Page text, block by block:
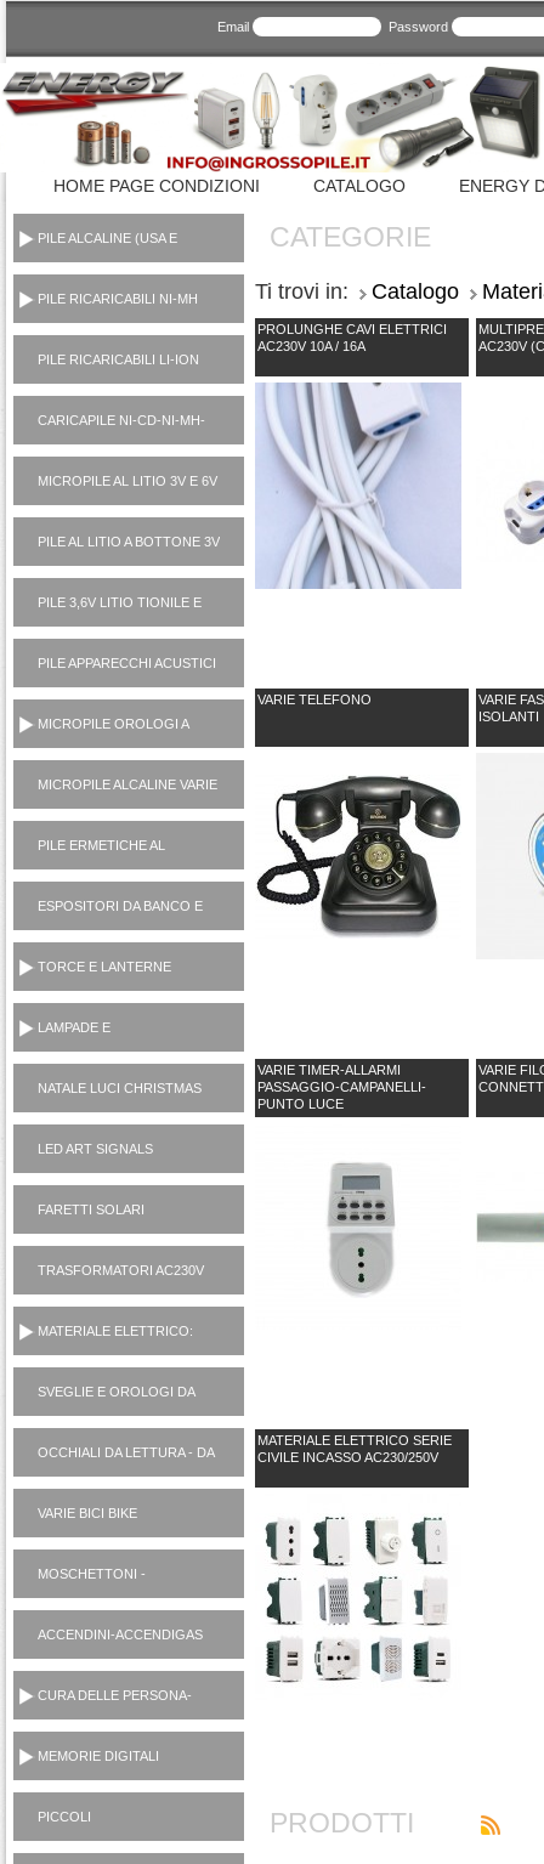
Email Password
HOME PAGE CONDIZIONI CATALOGO ENERGY
PILE ALCALINE (USA E
GETTA CONSUMER)
PILE RICARICABILI NI-MH
1,2V
PILE RICARICABILI LI-ION
3,7V
CARICAPILE NI-CD-NI-MH-
LI-ION-POWER BANK
MICROPILE AL LITIO 3V E 6V
PILE AL LITIO A BOTTONE 3V
PILE 3,6V LITIO TIONILE E
3V LITIO MANGANESE (USA
PILE APPARECCHI ACUSTICI
1,4V ZINCO ARIA
MICROPILE OROLOGI A
PASTICCA OSSIDO
MICROPILE ALCALINE VARIE
(1,5V, 6V, 12V)
PILE ERMETICHE AL
PIOMBO 6V E 12V
ESPOSITORI DA BANCO E
TERRA
TORCE E LANTERNE
PORTATILI
LAMPADE E
ILLUMINOTECNICA
NATALE LUCI CHRISTMAS
LED ART SIGNALS
FARETTI SOLARI
TRASFORMATORI AC230V
AD ALIMENTATORI 12V
MATERIALE ELETTRICO:
VARIE
SVEGLIE E OROLOGI DA
PARETE
OCCHIALI DA LETTURA - DA
SOLE
VARIE BICI BIKE
MOSCHETTONI -
PORTACHIAVI
ACCENDINI-ACCENDIGAS
CUCINA-RICARICA GAS
CURA DELLE PERSONA-
MANICURE-LAMETTE
MEMORIE DIGITALI
PICCOLI
ELETTRODOMESTICI
CATEGORIE
Ti trovi in: Catalogo
PROLUNGHE CAVI ELETTRICI
AC230V 10A / 16A
AC230V
VARIE TELEFONO
VARIE
ISOLANTI
VARIE TIMER-ALLARMI
PASSAGGIO-CAMPANELLI-
PUNTO LUCE
VARIE
MATERIALE ELETTRICO SERIE
CIVILE INCASSO AC230/250V
PRODOTTI